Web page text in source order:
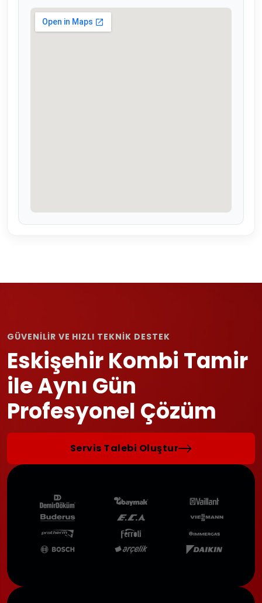
GÜVENİLİR VE HIZLI TEKNİK DESTEK
Eskişehir Kombi Tamir
ile Aynı Gün
Profesyonel Çözüm
Servis Talebi Oluştur